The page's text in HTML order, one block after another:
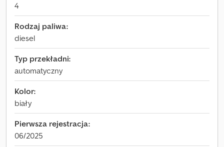
4
Rodzaj paliwa:
diesel
Typ przekładni:
automatyczny
Kolor:
biały
Pierwsza rejestracja:
06/2025